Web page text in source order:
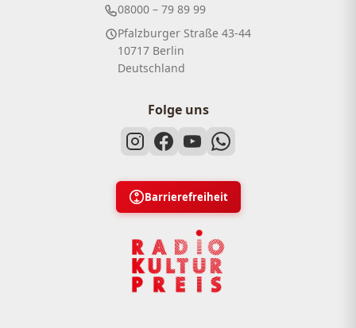
08000 – 79 89 99
Pfalzburger Straße 43-44
10717 Berlin
Deutschland
Folge uns
Barrierefreiheit